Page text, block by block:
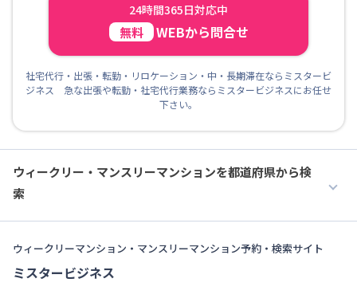
24時間365日対応中
無料 WEBから問合せ
社宅代行・出張・転勤・リロケーション・中・長期滞在ならミスタービ
ジネス 急な出張や転勤・社宅代行業務ならミスタービジネスにお任せ
下さい。
ウィークリー・マンスリーマンションを都道府県から検
索
ウィークリーマンション・マンスリーマンション予約・検索サイト
ミスタービジネス